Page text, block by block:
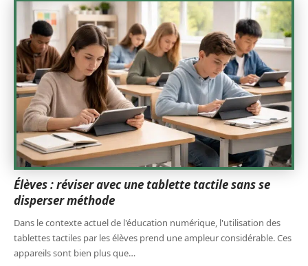
Élèves : réviser avec une tablette tactile sans se
disperser méthode
Dans le contexte actuel de l'éducation numérique, l'utilisation des
tablettes tactiles par les élèves prend une ampleur considérable. Ces
appareils sont bien plus que…